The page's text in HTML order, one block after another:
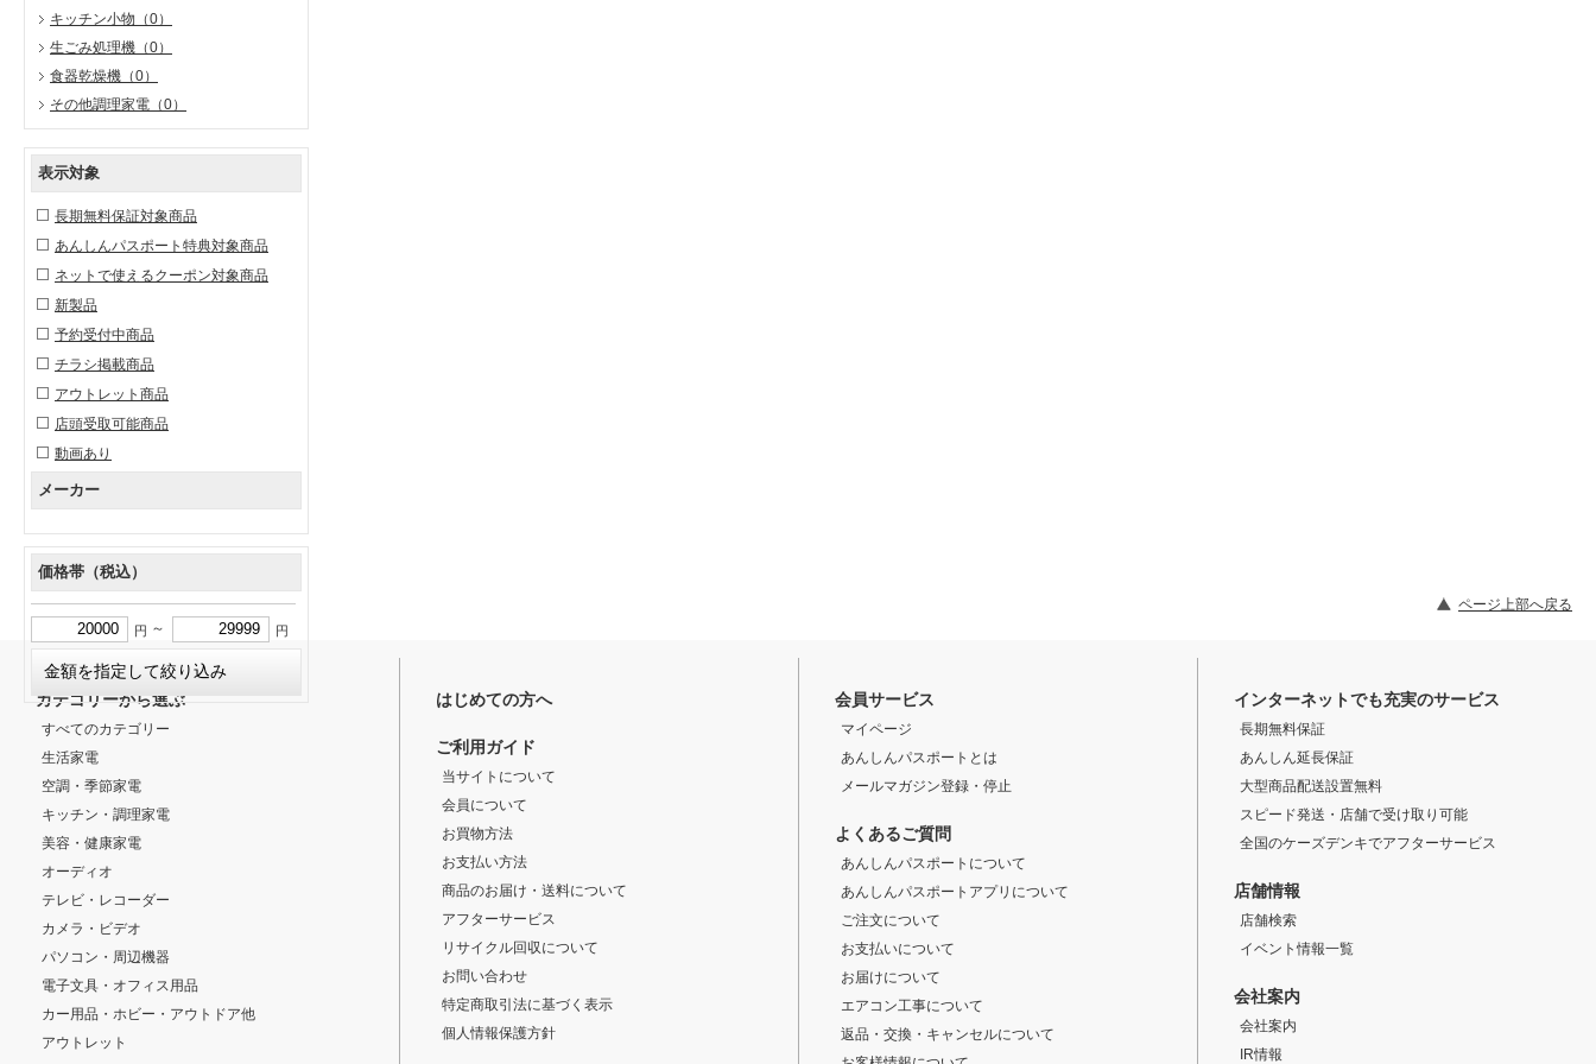
キッチン小物 （0）
生ごみ処理機 （0）
食器乾燥機 （0）
その他調理家電 （0）
表示対象
長期無料保証対象商品
あんしんパスポート特典対象商品
ネットで使えるクーポン対象商品
新製品
予約受付中商品
チラシ掲載商品
アウトレット商品
店頭受取可能商品
動画あり
メーカー
価格帯（税込）
円 ～ 円
ページ上部へ戻る
カテゴリーから選ぶ
すべてのカテゴリー
生活家電
空調・季節家電
キッチン・調理家電
美容・健康家電
オーディオ
テレビ・レコーダー
カメラ・ビデオ
パソコン・周辺機器
電子文具・オフィス用品
カー用品・ホビー・アウトドア他
アウトレット
はじめての方へ
ご利用ガイド
当サイトについて
会員について
お買物方法
お支払い方法
商品のお届け・送料について
アフターサービス
リサイクル回収について
お問い合わせ
特定商取引法に基づく表示
個人情報保護方針
会員サービス
マイページ
あんしんパスポートとは
メールマガジン登録・停止
よくあるご質問
あんしんパスポートについて
あんしんパスポートアプリについて
ご注文について
お支払いについて
お届けについて
エアコン工事について
返品・交換・キャンセルについて
インターネットでも充実のサービス
長期無料保証
あんしん延長保証
大型商品配送設置無料
スピード発送・店舗で受け取り可能
全国のケーズデンキでアフターサービス
店舗情報
店舗検索
イベント情報一覧
会社案内
会社案内
IR情報